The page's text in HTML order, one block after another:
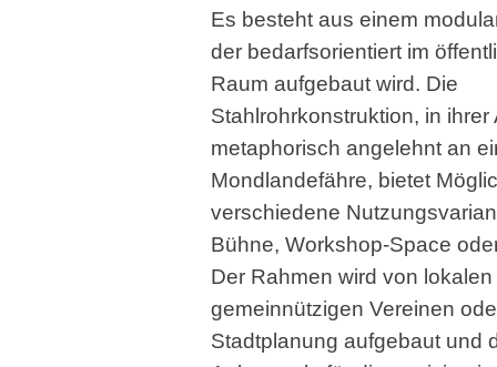
Es besteht aus einem
der bedarfsorientiert im
Raum aufgebaut wird. Die
Stahlrohrkonstruktion, in ihrer
metaphorisch angelehnt an
Mondlandefähre, bietet
verschiedene
Bühne, Workshop-Space
Der Rahmen wird von lokalen
gemeinnützigen Vereinen
Stadtplanung aufgebaut und